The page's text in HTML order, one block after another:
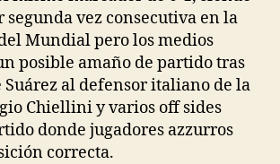
vez consecutiva en la
Mundial pero los medios
posible amaño de partido tras
al defensor italiano de la
Chiellini y varios off sides
donde jugadores azzurros
correcta.